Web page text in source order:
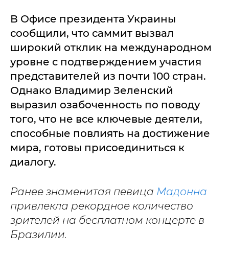
В Офисе президента Украины
сообщили, что саммит вызвал
широкий отклик на международном
уровне с подтверждением участия
представителей из почти 100 стран.
Однако Владимир Зеленский
выразил озабоченность по поводу
того, что не все ключевые деятели,
способные повлиять на достижение
мира, готовы присоединиться к
диалогу.
Ранее знаменитая певица Мадонна
привлекла рекордное количество
зрителей на бесплатном концерте в
Бразилии.